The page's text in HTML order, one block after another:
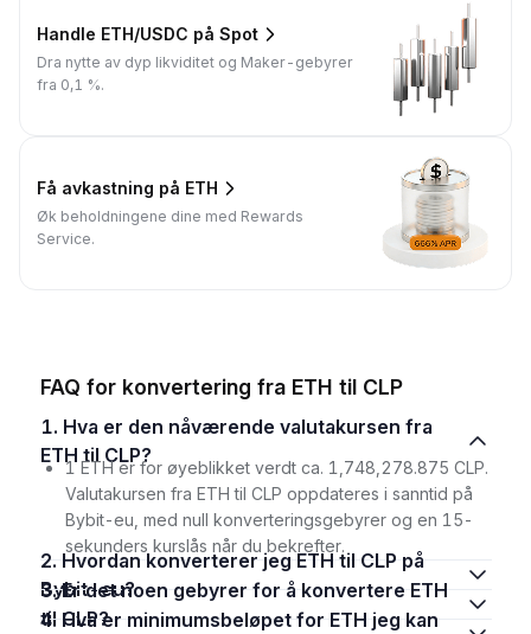
Handle ETH/USDC på Spot
Dra nytte av dyp likviditet og Maker-gebyrer
fra 0,1 %.
Få avkastning på ETH
Øk beholdningene dine med Rewards
Service.
FAQ for konvertering fra ETH til CLP
1. Hva er den nåværende valutakursen fra
ETH til CLP?
1 ETH er for øyeblikket verdt ca. 1,748,278.875 CLP.
Valutakursen fra ETH til CLP oppdateres i sanntid på
Bybit-eu, med null konverteringsgebyrer og en 15-
sekunders kurslås når du bekrefter.
2. Hvordan konverterer jeg ETH til CLP på
Bybit-eu?
3. Er det noen gebyrer for å konvertere ETH
til CLP?
4. Hva er minimumsbeløpet for ETH jeg kan